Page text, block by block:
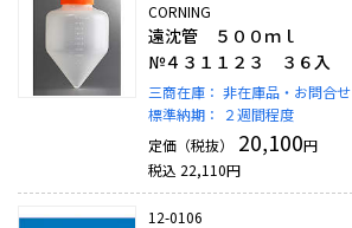
CORNING
遠沈管 ５００ｍｌ
№４３１１２３ ３６入
三商在庫： 非在庫品・お問合せ
標準納期：
２週間程度
定価（税抜）
20,100円
税込 22,110円
12-0106